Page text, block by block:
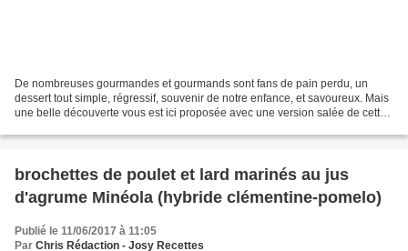
De nombreuses gourmandes et gourmands sont fans de pain perdu, un
dessert tout simple, régressif, souvenir de notre enfance, et savoureux. Mais
une belle découverte vous est ici proposée avec une version salée de cette
brochettes de poulet et lard marinés au jus
d'agrume Minéola (hybride clémentine-pomelo)
Publié le 11/06/2017 à 11:05
Par Chris Rédaction - Josy Recettes